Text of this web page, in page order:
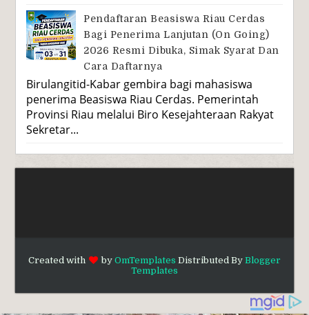
Pendaftaran Beasiswa Riau Cerdas
Bagi Penerima Lanjutan (On Going)
2026 Resmi Dibuka, Simak Syarat Dan
Cara Daftarnya
Birulangitid-Kabar gembira bagi mahasiswa
penerima Beasiswa Riau Cerdas. Pemerintah
Provinsi Riau melalui Biro Kesejahteraan Rakyat
Sekretar...
Created with by OmTemplates Distributed By Blogger
Templates